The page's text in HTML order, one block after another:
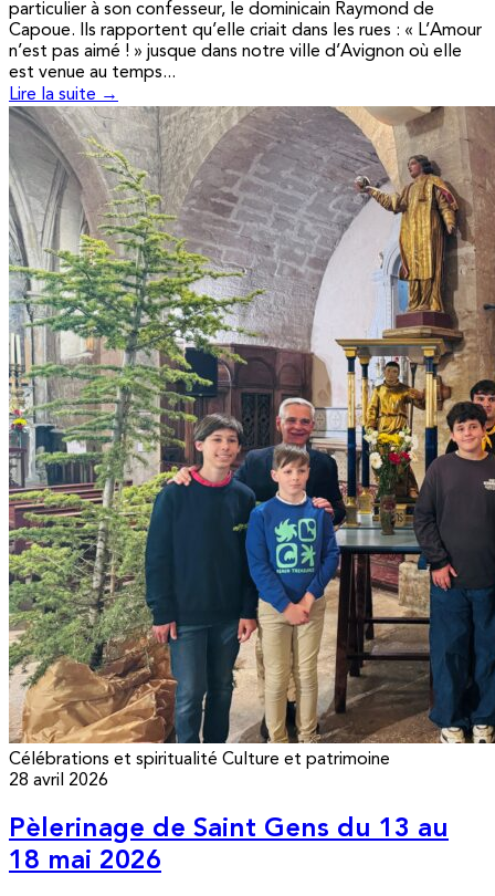
particulier à son confesseur, le dominicain Raymond de
Capoue. Ils rapportent qu’elle criait dans les rues : « L’Amour
n’est pas aimé ! » jusque dans notre ville d’Avignon où elle
est venue au temps...
Lire la suite →
Célébrations et spiritualité Culture et patrimoine
28 avril 2026
Pèlerinage de Saint Gens du 13 au
18 mai 2026